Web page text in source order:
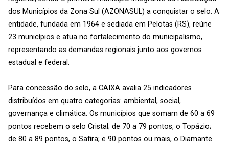
dos Municípios da Zona Sul (AZONASUL) a conquistar o selo. A
entidade, fundada em 1964 e sediada em Pelotas (RS), reúne
23 municípios e atua no fortalecimento do municipalismo,
representando as demandas regionais junto aos governos
estadual e federal.
Para concessão do selo, a CAIXA avalia 25 indicadores
distribuídos em quatro categorias: ambiental, social,
governança e climática. Os municípios que somam de 60 a 69
pontos recebem o selo Cristal; de 70 a 79 pontos, o Topázio;
de 80 a 89 pontos, o Safira; e 90 pontos ou mais, o Diamante.